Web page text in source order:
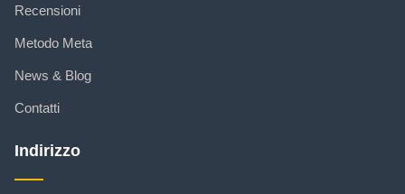
Recensioni
Metodo Meta
News & Blog
Contatti
Indirizzo